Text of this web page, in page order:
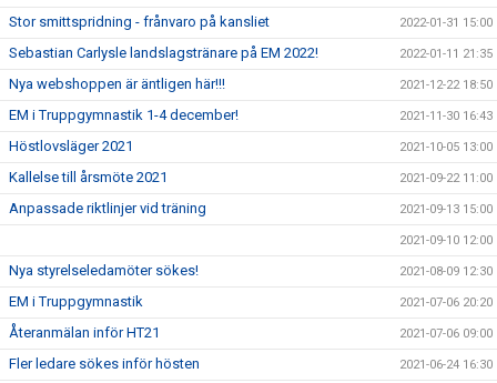
Stor smittspridning - frånvaro på kansliet 2022-01-31 15:00
Sebastian Carlysle landslagstränare på EM 2022! 2022-01-11 21:35
Nya webshoppen är äntligen här!!! 2021-12-22 18:50
EM i Truppgymnastik 1-4 december! 2021-11-30 16:43
Höstlovsläger 2021 2021-10-05 13:00
Kallelse till årsmöte 2021 2021-09-22 11:00
Anpassade riktlinjer vid träning 2021-09-13 15:00
2021-09-10 12:00
Nya styrelseledamöter sökes! 2021-08-09 12:30
EM i Truppgymnastik 2021-07-06 20:20
Återanmälan inför HT21 2021-07-06 09:00
Fler ledare sökes inför hösten 2021-06-24 16:30